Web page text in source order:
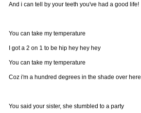
And i can tell by your teeth you've had a good life!
You can take my temperature
I got a 2 on 1 to be hip hey hey hey
You can take my temperature
Coz i'm a hundred degrees in the shade over here
You said your sister, she stumbled to a party